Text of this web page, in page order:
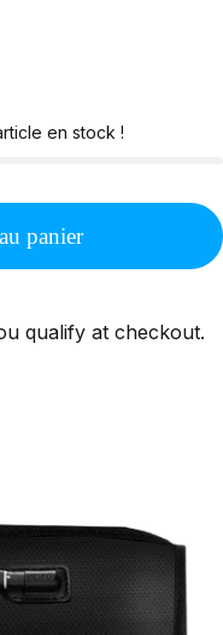
en stock !
panier
qualify at checkout.